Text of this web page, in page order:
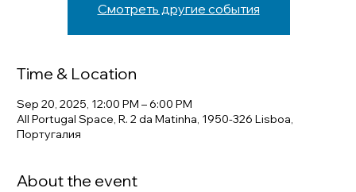
Смотреть другие события
Time & Location
Sep 20, 2025, 12:00 PM – 6:00 PM
All Portugal Space, R. 2 da Matinha, 1950-326 Lisboa,
Португалия
About the event